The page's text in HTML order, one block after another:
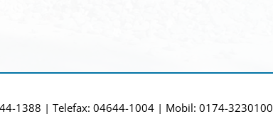
1388 | Telefax: 04644-1004 | Mobil: 0174-3230100